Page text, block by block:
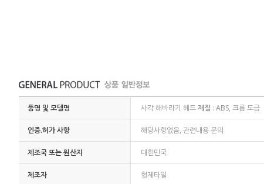
품명 및 모델명 사각 해바라기 헤드재질 : ABS, 크롬 도금
인증.허가 사항 해당사항없음, 관련내용 문의
제조국 또는 원산지 대한민국
제조자 형제타일